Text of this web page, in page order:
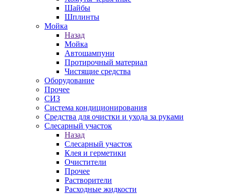
Шайбы
Шплинты
Мойка
Назад
Мойка
Автошампуни
Протирочный материал
Чистящие средства
Оборудование
Прочее
СИЗ
Система кондиционирования
Средства для очистки и ухода за руками
Слесарный участок
Назад
Слесарный участок
Клея и герметики
Очистители
Прочее
Растворители
Расходные жидкости